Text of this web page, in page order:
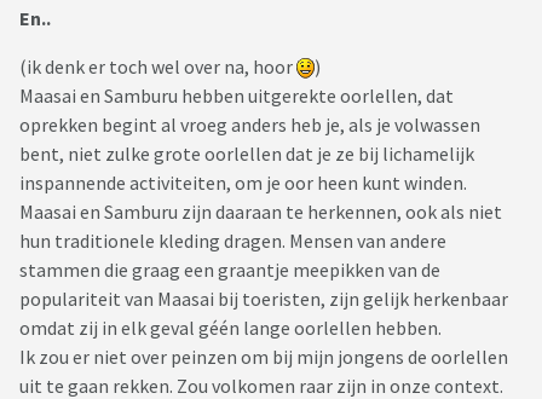
En..
(ik denk er toch wel over na, hoor
)
Maasai en Samburu hebben uitgerekte oorlellen, dat
oprekken begint al vroeg anders heb je, als je volwassen
bent, niet zulke grote oorlellen dat je ze bij lichamelijk
inspannende activiteiten, om je oor heen kunt winden.
Maasai en Samburu zijn daaraan te herkennen, ook als niet
hun traditionele kleding dragen. Mensen van andere
stammen die graag een graantje meepikken van de
populariteit van Maasai bij toeristen, zijn gelijk herkenbaar
omdat zij in elk geval géén lange oorlellen hebben.
Ik zou er niet over peinzen om bij mijn jongens de oorlellen
uit te gaan rekken. Zou volkomen raar zijn in onze context.